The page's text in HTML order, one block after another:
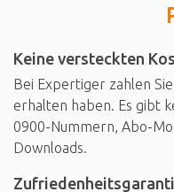
Keine versteckten
Bei Expertiger zahlen
erhalten haben. Es gibt
0900-Nummern, Abo-
Downloads.